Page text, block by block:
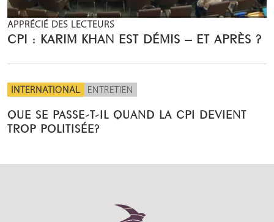
APPRÉCIÉ DES LECTEURS
CPI : KARIM KHAN EST DÉMIS – ET APRÈS ?
INTERNATIONAL ENTRETIEN
QUE SE PASSE-T-IL QUAND LA CPI DEVIENT
TROP POLITISÉE?